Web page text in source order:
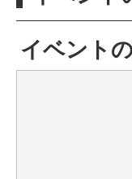
イベント